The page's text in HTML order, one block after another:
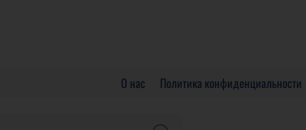
О нас Политика конфиденциальности